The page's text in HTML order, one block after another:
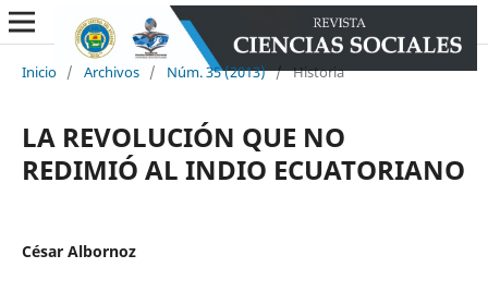
Inicio / Archivos / Núm. 35 (2013) / Historia
LA REVOLUCIÓN QUE NO
REDIMIÓ AL INDIO ECUATORIANO
César Albornoz